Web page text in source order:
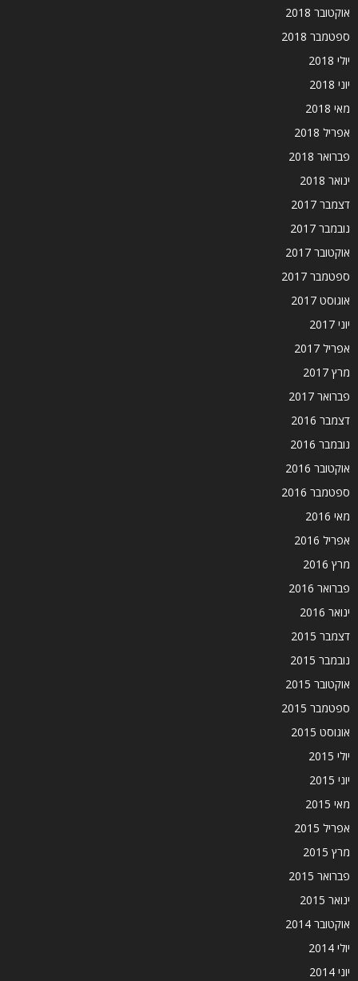
אוקטובר 2018
ספטמבר 2018
יולי 2018
יוני 2018
מאי 2018
אפריל 2018
פברואר 2018
ינואר 2018
דצמבר 2017
נובמבר 2017
אוקטובר 2017
ספטמבר 2017
אוגוסט 2017
יוני 2017
אפריל 2017
מרץ 2017
פברואר 2017
דצמבר 2016
נובמבר 2016
אוקטובר 2016
ספטמבר 2016
מאי 2016
אפריל 2016
מרץ 2016
פברואר 2016
ינואר 2016
דצמבר 2015
נובמבר 2015
אוקטובר 2015
ספטמבר 2015
אוגוסט 2015
יולי 2015
יוני 2015
מאי 2015
אפריל 2015
מרץ 2015
פברואר 2015
ינואר 2015
אוקטובר 2014
יולי 2014
יוני 2014